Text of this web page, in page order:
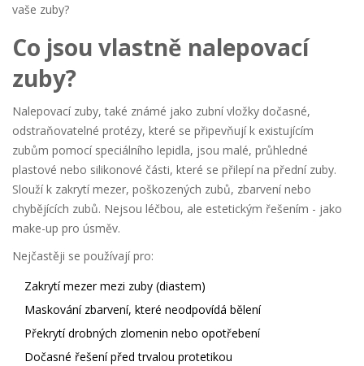
vaše zuby?
Co jsou vlastně nalepovací
zuby?
Nalepovací zuby, také známé jako zubní vložky dočasné,
odstraňovatelné protézy, které se připevňují k existujícím
zubům pomocí speciálního lepidla, jsou malé, průhledné
plastové nebo silikonové části, které se přilepí na přední zuby.
Slouží k zakrytí mezer, poškozených zubů, zbarvení nebo
chybějících zubů. Nejsou léčbou, ale estetickým řešením - jako
make-up pro úsměv.
Nejčastěji se používají pro:
Zakrytí mezer mezi zuby (diastem)
Maskování zbarvení, které neodpovídá bělení
Překrytí drobných zlomenin nebo opotřebení
Dočasné řešení před trvalou protetikou